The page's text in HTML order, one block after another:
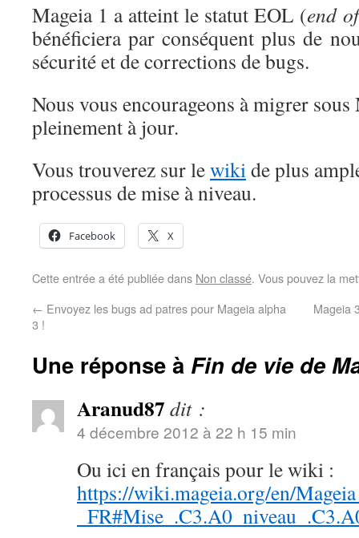
Mageia 1 a atteint le statut EOL (end
bénéficiera par conséquent plus de
sécurité et de corrections de bugs.
Nous vous encourageons à migrer
pleinement à jour.
Vous trouverez sur lewikide plus
processus de mise à niveau.
Facebook X
Cette entrée a été publiée dans Non classé. Vous pouvez la
← Envoyez les bugs ad patres pour Mageia alpha
3 !
Mageia
Une réponse à Fin de vie de
Aranud87 dit :
4 décembre 2012 à 22 h 15 min
Ou ici en français pour le wiki :
https://wiki.mageia.org/en/